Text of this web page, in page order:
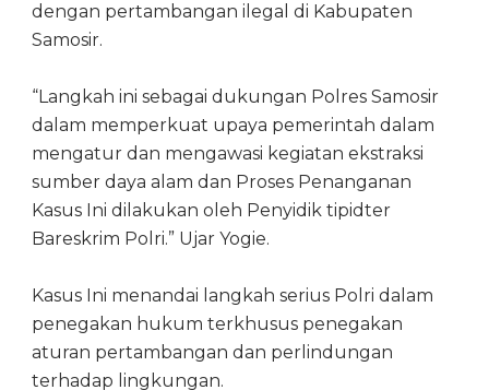
dengan pertambangan ilegal di Kabupaten
Samosir.
“Langkah ini sebagai dukungan Polres Samosir
dalam memperkuat upaya pemerintah dalam
mengatur dan mengawasi kegiatan ekstraksi
sumber daya alam dan Proses Penanganan
Kasus Ini dilakukan oleh Penyidik tipidter
Bareskrim Polri.” Ujar Yogie.
Kasus Ini menandai langkah serius Polri dalam
penegakan hukum terkhusus penegakan
aturan pertambangan dan perlindungan
terhadap lingkungan.